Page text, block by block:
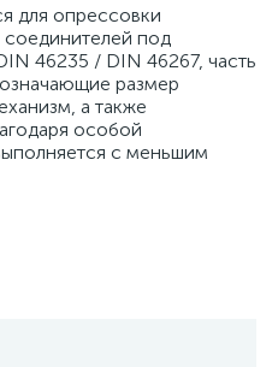
для опрессовки
соединителей под
46235 / DIN 46267, часть
размер
а также
особой
с меньшим